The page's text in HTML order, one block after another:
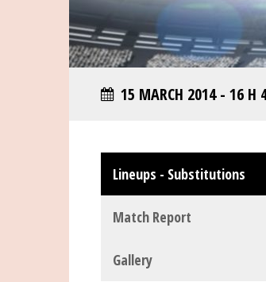
15 MARCH 2014 - 16 H
Lineups - Substitutions
Match Report
Gallery